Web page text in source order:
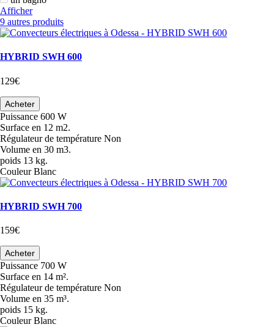
Afficher
9 autres produits
HYBRID SWH 600
129€
Acheter
Puissance 600 W
Surface en 12 m2.
Régulateur de température Non
Volume en 30 m3.
poids 13 kg.
Couleur Blanc
HYBRID SWH 700
159€
Acheter
Puissance 700 W
Surface en 14 m².
Régulateur de température Non
Volume en 35 m³.
poids 15 kg.
Couleur Blanc